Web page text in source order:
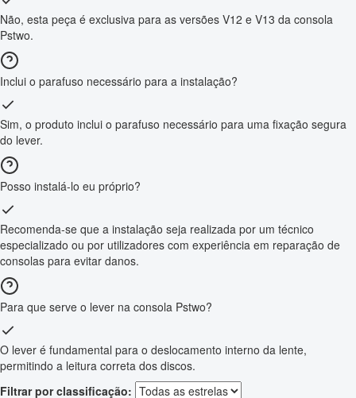
Não, esta peça é exclusiva para as versões V12 e V13 da consola
Pstwo.
Inclui o parafuso necessário para a instalação?
Sim, o produto inclui o parafuso necessário para uma fixação segura
do lever.
Posso instalá-lo eu próprio?
Recomenda-se que a instalação seja realizada por um técnico
especializado ou por utilizadores com experiência em reparação de
consolas para evitar danos.
Para que serve o lever na consola Pstwo?
O lever é fundamental para o deslocamento interno da lente,
permitindo a leitura correta dos discos.
Filtrar por classificação: